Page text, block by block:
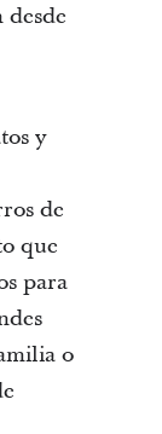
y
de
que
para
o